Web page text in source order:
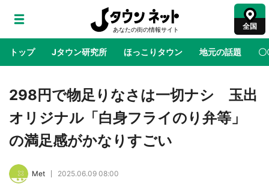
全国
トップ Jタウン研究所 ほっこりタウン 地元の話題 〇
地域×二次元 絶景 あの時はありがとう 物語がはじ
アニメ『はたらく細胞』と神奈川県の3度目コ
ラボ 作品の世界観通じて「小児がん」学べる
298円で物足りなさは一切ナシ 玉出
オリジナル「白身フライのり弁等」
の満足感がかなりすごい
Met 2025.06.09 08:00